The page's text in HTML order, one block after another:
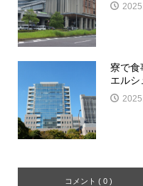
寮で
エルシ
コメント ( 0 )